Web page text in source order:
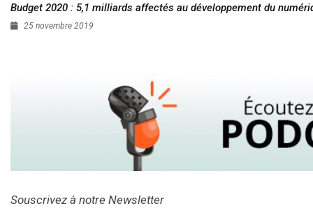
Budget 2020 : 5,1 milliards affectés au développement du
25 novembre 2019
Souscrivez à notre Newsletter